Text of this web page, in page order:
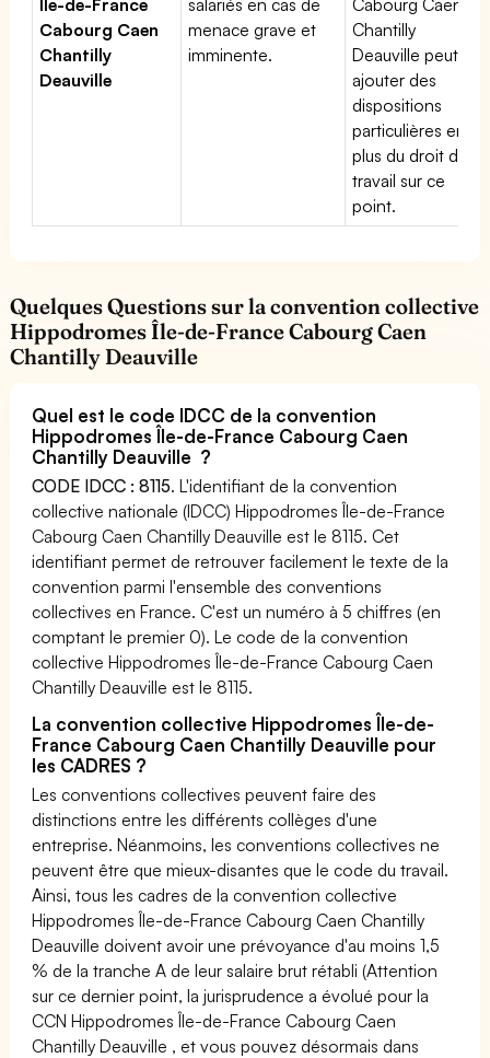
Cabourg Caen
Chantilly
Deauville
menace grave et
imminente.
Chantilly
Deauville peut
ajouter des
dispositions
particulières en
plus du droit du
travail sur ce
point.
Quelques Questions sur la convention collective
Hippodromes Île-de-France Cabourg Caen
Chantilly Deauville
Quel est le code IDCC de la convention
Hippodromes Île-de-France Cabourg Caen
Chantilly Deauville ?
CODE IDCC : 8115. L'identifiant de la convention
collective nationale (IDCC) Hippodromes Île-de-France
Cabourg Caen Chantilly Deauville est le 8115. Cet
identifiant permet de retrouver facilement le texte de la
convention parmi l'ensemble des conventions
collectives en France. C'est un numéro à 5 chiffres (en
comptant le premier 0). Le code de la convention
collective Hippodromes Île-de-France Cabourg Caen
Chantilly Deauville est le 8115.
La convention collective Hippodromes Île-de-
France Cabourg Caen Chantilly Deauville pour
les CADRES ?
Les conventions collectives peuvent faire des
distinctions entre les différents collèges d'une
entreprise. Néanmoins, les conventions collectives ne
peuvent être que mieux-disantes que le code du travail.
Ainsi, tous les cadres de la convention collective
Hippodromes Île-de-France Cabourg Caen Chantilly
Deauville doivent avoir une prévoyance d'au moins 1,5
% de la tranche A de leur salaire brut rétabli (Attention
sur ce dernier point, la jurisprudence a évolué pour la
CCN Hippodromes Île-de-France Cabourg Caen
Chantilly Deauville , et vous pouvez désormais dans